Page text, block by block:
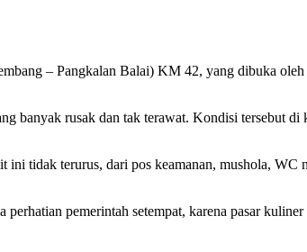
– Pangkalan Balai) KM 42, yang dibuka
banyak rusak dan tak terawat. Kondisi tersebut
tidak terurus, dari pos keamanan, mushola,
pemerintah setempat, karena pasar